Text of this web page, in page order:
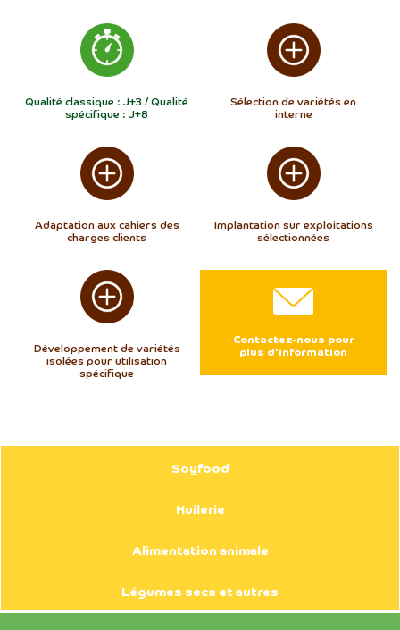
Qualité classique : J+3 / Qualité
spécifique : J+8
Sélection de variétés en
interne
Adaptation aux cahiers des
charges clients
Implantation sur exploitations
sélectionnées
Développement de variétés
isolées pour utilisation
spécifique
Contactez-nous pour
plus d'information
Soyfood
Huilerie
Alimentation animale
Légumes secs et autres